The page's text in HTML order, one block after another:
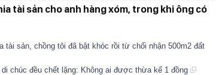
tài sản cho anh hàng xóm, trong khi ông có
tài sản, chồng tôi đã bật khóc rồi từ chối nhận 500m2 đất
chúc đều chết lặng: Không ai được thừa kế 1 đồng